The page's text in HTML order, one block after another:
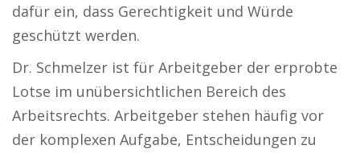
dafür ein, dass Gerechtigkeit und Würde
geschützt werden.
Dr. Schmelzer ist für Arbeitgeber der erprobte
Lotse im unübersichtlichen Bereich des
Arbeitsrechts. Arbeitgeber stehen häufig vor
der komplexen Aufgabe, Entscheidungen zu